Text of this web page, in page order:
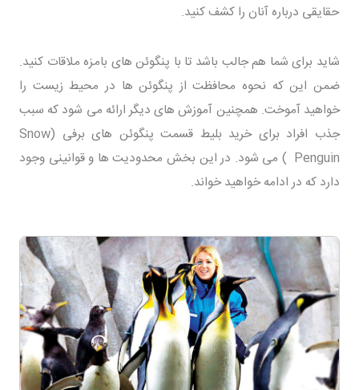
حقایقی درباره آنان را کشف کنید.
شاید برای شما هم جالب باشد تا با پنگوئن های بامزه ملاقات کنید.
ضمن این که نحوه محافظت از پنگوئن ها در محیط زیست را
خواهید آموخت. همچنین آموزش های دیگر ارائه می شود که سبب
جذب افراد برای خرید بلیط قسمت پنگوئن های برفی (Snow
Penguin ) می شود. در این بخش محدودیت ها و قوانینی وجود
دارد که در ادامه خواهید خواند.